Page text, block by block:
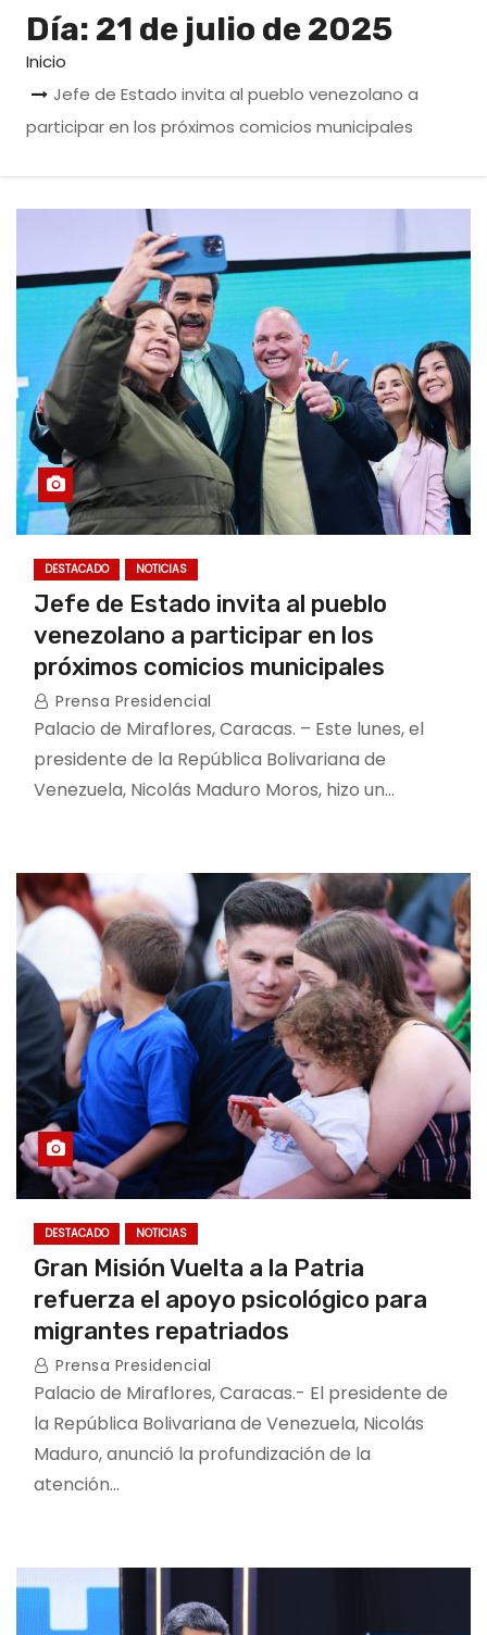
Día: 21 de julio de 2025
Inicio
Jefe de Estado invita al pueblo venezolano a
participar en los próximos comicios municipales
DESTACADO NOTICIAS
Jefe de Estado invita al pueblo
venezolano a participar en los
próximos comicios municipales
Prensa Presidencial
Palacio de Miraflores, Caracas. – Este lunes, el
presidente de la República Bolivariana de
Venezuela, Nicolás Maduro Moros, hizo un…
DESTACADO NOTICIAS
Gran Misión Vuelta a la Patria
refuerza el apoyo psicológico para
migrantes repatriados
Prensa Presidencial
Palacio de Miraflores, Caracas.- El presidente de
la República Bolivariana de Venezuela, Nicolás
Maduro, anunció la profundización de la
atención…